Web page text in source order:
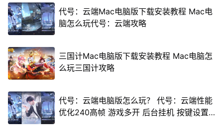
代号：云端Mac电脑版下载安装教程 Mac电
脑怎么玩代号：云端攻略
三国计Mac电脑版下载安装教程 Mac电脑怎
么玩三国计攻略
代号：云端电脑版怎么玩？ 代号：云端性能
优化240高帧 游戏多开 后台挂机 按键设置